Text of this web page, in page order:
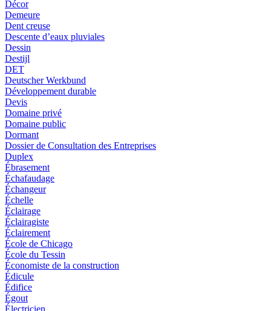
Décor
Demeure
Dent creuse
Descente d’eaux pluviales
Dessin
Destijl
DET
Deutscher Werkbund
Développement durable
Devis
Domaine privé
Domaine public
Dormant
Dossier de Consultation des Entreprises
Duplex
Ébrasement
Échafaudage
Échangeur
Échelle
Éclairage
Éclairagiste
Éclairement
École de Chicago
École du Tessin
Économiste de la construction
Édicule
Édifice
Égout